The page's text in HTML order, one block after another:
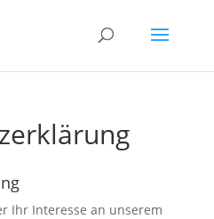
Ihr Interesse an unserem